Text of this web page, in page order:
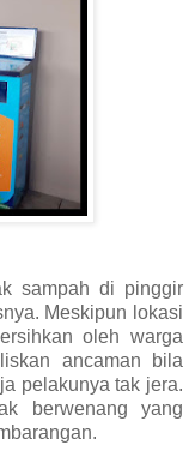
sampah di pinggir
Meskipun lokasi
oleh warga
ancaman bila
pelakunya tak jera.
berwenang yang